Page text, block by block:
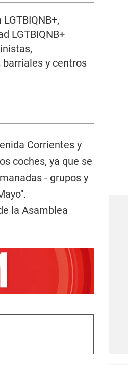
LGTBIQNB+
y centros
Corrientes y
coches, ya que se
- grupos y
la Asamblea